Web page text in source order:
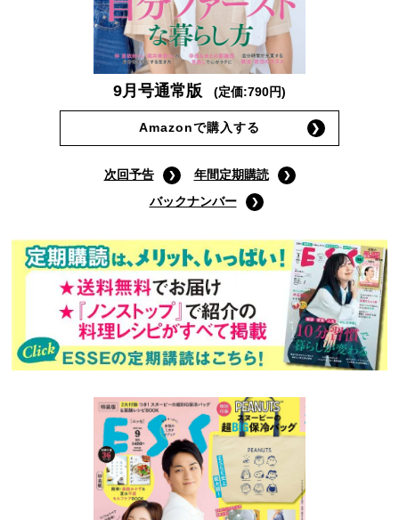
9月号通常版 (定価:790円)
Amazonで購入する
次回予告
年間定期購読
バックナンバー